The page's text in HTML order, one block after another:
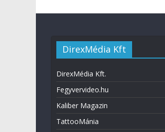
DirexMédia Kft
DirexMédia Kft.
Fegyvervideo.hu
Kaliber Magazin
TattooMánia